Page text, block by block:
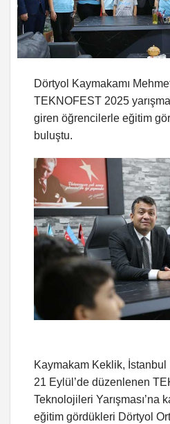
Dörtyol Kaymakamı
TEKNOFEST 2025
giren öğrencilerle eğitim
buluştu.
Kaymakam Keklik, İstanbul
21 Eylül’de düzenlenen
Teknolojileri Yarışması’na
eğitim gördükleri Dörtyol